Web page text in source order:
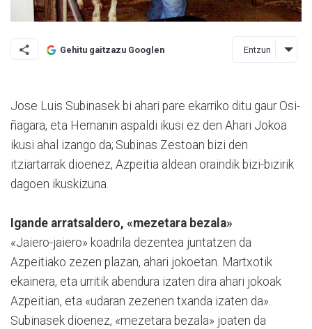
Gehitu gaitzazu Googlen Entzun
Jose Luis Subinasek bi ahari pare ekarriko ditu gaur Osi­
ña­gara, eta Hernanin aspaldi ikusi ez den Ahari Jokoa
ikusi ahal izango da; Subinas Zes­toan bizi den
itziartarrak dio­e­nez, Azpei­tia aldean oraindik bizi-bizirik
dagoen ikuskizuna.
Igande arratsaldero, «mezetara bezala»
«Jaiero-jaiero» koadrila dezentea junta­tzen da
Azpeitiako zezen plazan, ahari jokoetan. Martxotik
ekainera, eta urritik abendura izaten dira ahari jokoak
Azpeitian, eta «udaran zezenen txanda izaten da».
Subinasek dioenez, «mezetara bezala» joaten da